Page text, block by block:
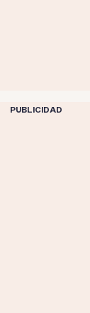
PUBLICIDAD